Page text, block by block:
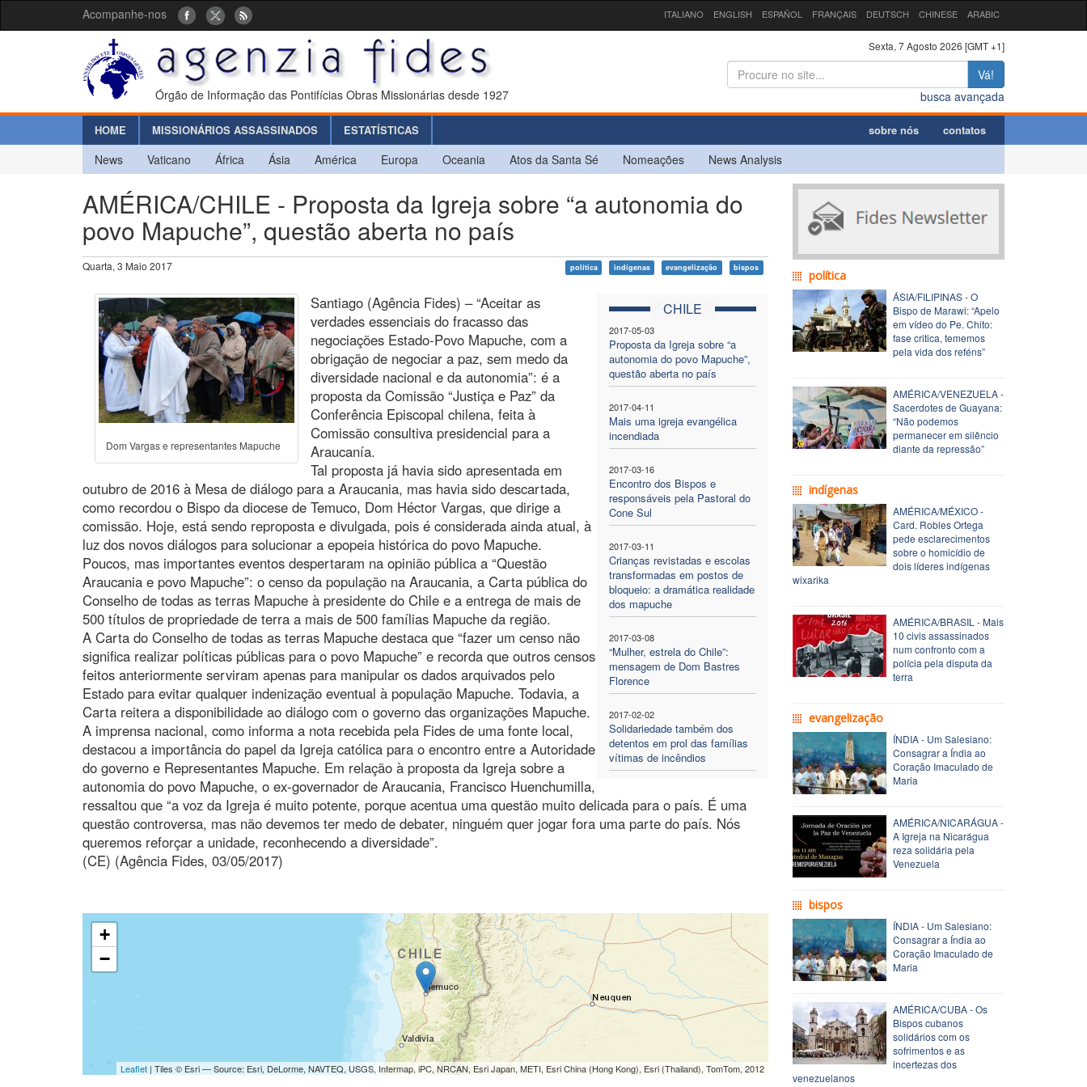
Acompanhe-nos ITALIANO ENGLISH ESPAÑOL FRANÇAIS DEUTSCH CHINESE ARABIC
Órgão de Informação das Pontifícias Obras Missionárias desde 1927
Sexta, 7 Agosto 2026 [GMT +1]
Vá!
busca avançada
HOME MISSIONÁRIOS ASSASSINADOS ESTATÍSTICAS sobre nós contatos
News Vaticano África Ásia América Europa Oceania Atos da Santa Sé Nomeações News Analysis
AMÉRICA/CHILE - Proposta da Igreja sobre “a autonomia do
povo Mapuche”, questão aberta no país
Quarta, 3 Maio 2017 política indígenas evangelização bispos
Dom Vargas e representantes Mapuche
CHILE
2017-05-03
Proposta da Igreja sobre “a
autonomia do povo Mapuche”,
questão aberta no país
2017-04-11
Mais uma igreja evangélica
incendiada
2017-03-16
Encontro dos Bispos e
responsáveis pela Pastoral do
Cone Sul
2017-03-11
Crianças revistadas e escolas
transformadas em postos de
bloqueio: a dramática realidade
dos mapuche
2017-03-08
“Mulher, estrela do Chile”:
mensagem de Dom Bastres
Florence
2017-02-02
Solidariedade também dos
detentos em prol das famílias
vítimas de incêndios
Santiago (Agência Fides) – “Aceitar as
verdades essenciais do fracasso das
negociações Estado-Povo Mapuche, com a
obrigação de negociar a paz, sem medo da
diversidade nacional e da autonomia”: é a
proposta da Comissão “Justiça e Paz” da
Conferência Episcopal chilena, feita à
Comissão consultiva presidencial para a
Araucanía.
Tal proposta já havia sido apresentada em
outubro de 2016 à Mesa de diálogo para a Araucania, mas havia sido descartada,
como recordou o Bispo da diocese de Temuco, Dom Héctor Vargas, que dirige a
comissão. Hoje, está sendo reproposta e divulgada, pois é considerada ainda atual, à
luz dos novos diálogos para solucionar a epopeia histórica do povo Mapuche.
Poucos, mas importantes eventos despertaram na opinião pública a “Questão
Araucania e povo Mapuche”: o censo da população na Araucania, a Carta pública do
Conselho de todas as terras Mapuche à presidente do Chile e a entrega de mais de
500 títulos de propriedade de terra a mais de 500 famílias Mapuche da região.
A Carta do Conselho de todas as terras Mapuche destaca que “fazer um censo não
significa realizar políticas públicas para o povo Mapuche” e recorda que outros censos
feitos anteriormente serviram apenas para manipular os dados arquivados pelo
Estado para evitar qualquer indenização eventual à população Mapuche. Todavia, a
Carta reitera a disponibilidade ao diálogo com o governo das organizações Mapuche.
A imprensa nacional, como informa a nota recebida pela Fides de uma fonte local,
destacou a importância do papel da Igreja católica para o encontro entre a Autoridade
do governo e Representantes Mapuche. Em relação à proposta da Igreja sobre a
autonomia do povo Mapuche, o ex-governador de Araucania, Francisco Huenchumilla,
ressaltou que “a voz da Igreja é muito potente, porque acentua uma questão muito delicada para o país. É uma
questão controversa, mas não devemos ter medo de debater, ninguém quer jogar fora uma parte do país. Nós
queremos reforçar a unidade, reconhecendo a diversidade”.
(CE) (Agência Fides, 03/05/2017)
+
−
Leaflet| Tiles © Esri — Source: Esri, DeLorme, NAVTEQ, USGS, Intermap, iPC, NRCAN, Esri Japan, METI, Esri China (Hong Kong), Esri (Thailand), TomTom, 2012
política
ÁSIA/FILIPINAS - O
Bispo de Marawi: “Apelo
em vídeo do Pe. Chito:
fase critica, tememos
pela vida dos reféns”
AMÉRICA/VENEZUELA -
Sacerdotes de Guayana:
“Não podemos
permanecer em silêncio
diante da repressão”
indígenas
AMÉRICA/MÉXICO -
Card. Robles Ortega
pede esclarecimentos
sobre o homicídio de
dois líderes indígenas
wixarika
AMÉRICA/BRASIL - Mais
10 civis assassinados
num confronto com a
polícia pela disputa da
terra
evangelização
ÍNDIA - Um Salesiano:
Consagrar a Índia ao
Coração Imaculado de
Maria
AMÉRICA/NICARÁGUA -
A Igreja na Nicarágua
reza solidária pela
Venezuela
bispos
ÍNDIA - Um Salesiano:
Consagrar a Índia ao
Coração Imaculado de
Maria
AMÉRICA/CUBA - Os
Bispos cubanos
solidários com os
sofrimentos e as
incertezas dos
venezuelanos